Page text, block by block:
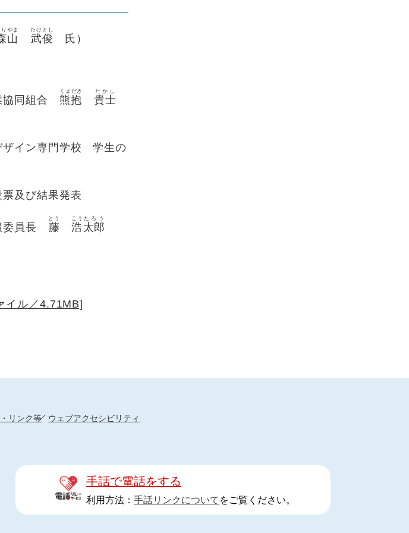
山
りやま
武
たけ
俊
とし
氏）
協同組合 熊抱
くまだき
貴士
たかし
イン専門学校 学生の
及び結果発表
委員長 藤
とう
浩
こう
太郎
たろう
イル／4.71MB]
リンク等 ウェブアクセシビリティ
手話で電話をする
利用方法： 手話リンクについて をご覧ください。